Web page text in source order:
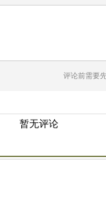
评论前需要
暂无评论